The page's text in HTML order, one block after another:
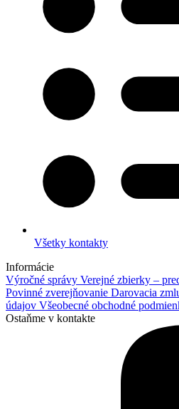
Všetky kontakty
Informácie
Výročné správy Verejné zbierky –
Povinné zverejňovanie Darovacia
údajov Všeobecné obchodné
Ostaňme v kontakte